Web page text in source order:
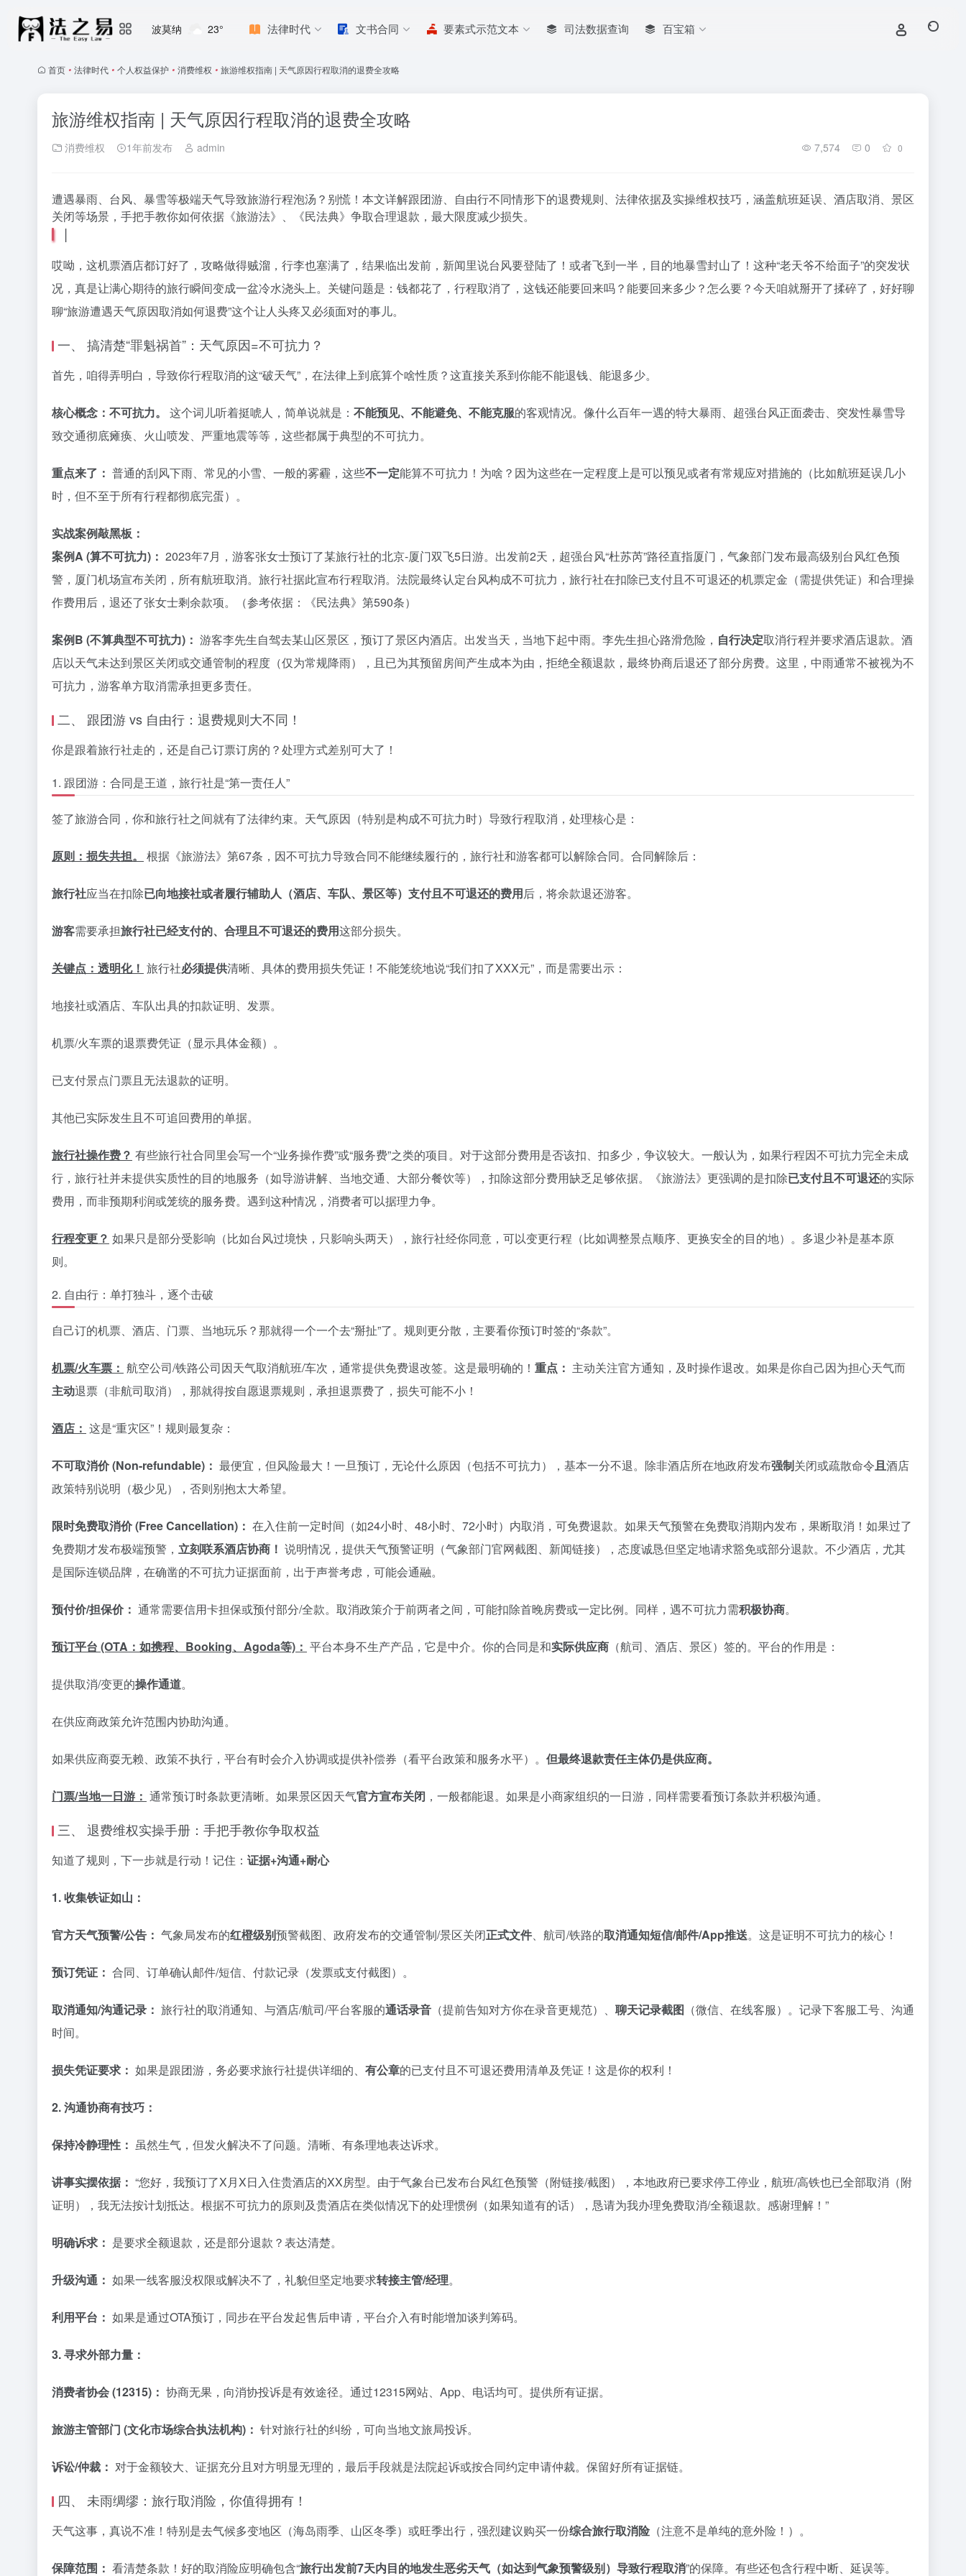
波莫纳 23° 法律时代 文书合同 要素式示范文本 司法数据查询 百宝箱
首页 • 法律时代 • 个人权益保护 • 消费维权 • 旅游维权指南 | 天气原因行程取消的退费全攻略
旅游维权指南 | 天气原因行程取消的退费全攻略
消费维权 1年前发布 admin 7,574 0 0
遭遇暴雨、台风、暴雪等极端天气导致旅游行程泡汤？别慌！本文详解跟团游、自由行不同情形下的退费规则、法律依据及实操维权技巧，涵盖航班延误、酒店取消、景区
关闭等场景，手把手教你如何依据《旅游法》、《民法典》争取合理退款，最大限度减少损失。
|
哎呦，这机票酒店都订好了，攻略做得贼溜，行李也塞满了，结果临出发前，新闻里说台风要登陆了！或者飞到一半，目的地暴雪封山了！这种“老天爷不给面子”的突发状
况，真是让满心期待的旅行瞬间变成一盆冷水浇头上。关键问题是：钱都花了，行程取消了，这钱还能要回来吗？能要回来多少？怎么要？今天咱就掰开了揉碎了，好好聊
聊“旅游遭遇天气原因取消如何退费”这个让人头疼又必须面对的事儿。
一、 搞清楚“罪魁祸首”：天气原因=不可抗力？
首先，咱得弄明白，导致你行程取消的这“破天气”，在法律上到底算个啥性质？这直接关系到你能不能退钱、能退多少。
核心概念：不可抗力。 这个词儿听着挺唬人，简单说就是： 不能预见、不能避免、不能克服的客观情况。像什么百年一遇的特大暴雨、超强台风正面袭击、突发性暴雪导
致交通彻底瘫痪、火山喷发、严重地震等等，这些都属于典型的不可抗力。
重点来了： 普通的刮风下雨、常见的小雪、一般的雾霾，这些不一定能算不可抗力！为啥？因为这些在一定程度上是可以预见或者有常规应对措施的（比如航班延误几小
时，但不至于所有行程都彻底完蛋）。
实战案例敲黑板：
案例A (算不可抗力)： 2023年7月，游客张女士预订了某旅行社的北京-厦门双飞5日游。出发前2天，超强台风“杜苏芮”路径直指厦门，气象部门发布最高级别台风红色预
警，厦门机场宣布关闭，所有航班取消。旅行社据此宣布行程取消。法院最终认定台风构成不可抗力，旅行社在扣除已支付且不可退还的机票定金（需提供凭证）和合理操
作费用后，退还了张女士剩余款项。（参考依据：《民法典》第590条）
案例B (不算典型不可抗力)： 游客李先生自驾去某山区景区，预订了景区内酒店。出发当天，当地下起中雨。李先生担心路滑危险， 自行决定取消行程并要求酒店退款。酒
店以天气未达到景区关闭或交通管制的程度（仅为常规降雨），且已为其预留房间产生成本为由，拒绝全额退款，最终协商后退还了部分房费。这里，中雨通常不被视为不
可抗力，游客单方取消需承担更多责任。
二、 跟团游 vs 自由行：退费规则大不同！
你是跟着旅行社走的，还是自己订票订房的？处理方式差别可大了！
1. 跟团游：合同是王道，旅行社是“第一责任人”
签了旅游合同，你和旅行社之间就有了法律约束。天气原因（特别是构成不可抗力时）导致行程取消，处理核心是：
原则：损失共担。 根据《旅游法》第67条，因不可抗力导致合同不能继续履行的，旅行社和游客都可以解除合同。合同解除后：
旅行社应当在扣除已向地接社或者履行辅助人（酒店、车队、景区等）支付且不可退还的费用后，将余款退还游客。
游客需要承担旅行社已经支付的、合理且不可退还的费用这部分损失。
关键点：透明化！ 旅行社必须提供清晰、具体的费用损失凭证！不能笼统地说“我们扣了XXX元”，而是需要出示：
地接社或酒店、车队出具的扣款证明、发票。
机票/火车票的退票费凭证（显示具体金额）。
已支付景点门票且无法退款的证明。
其他已实际发生且不可追回费用的单据。
旅行社操作费？ 有些旅行社合同里会写一个“业务操作费”或“服务费”之类的项目。对于这部分费用是否该扣、扣多少，争议较大。一般认为，如果行程因不可抗力完全未成
行，旅行社并未提供实质性的目的地服务（如导游讲解、当地交通、大部分餐饮等），扣除这部分费用缺乏足够依据。《旅游法》更强调的是扣除已支付且不可退还的实际
费用，而非预期利润或笼统的服务费。遇到这种情况，消费者可以据理力争。
行程变更？ 如果只是部分受影响（比如台风过境快，只影响头两天），旅行社经你同意，可以变更行程（比如调整景点顺序、更换安全的目的地）。多退少补是基本原
则。
2. 自由行：单打独斗，逐个击破
自己订的机票、酒店、门票、当地玩乐？那就得一个一个去“掰扯”了。规则更分散，主要看你预订时签的“条款”。
机票/火车票： 航空公司/铁路公司因天气取消航班/车次，通常提供免费退改签。这是最明确的！ 重点： 主动关注官方通知，及时操作退改。如果是你自己因为担心天气而
主动退票（非航司取消），那就得按自愿退票规则，承担退票费了，损失可能不小！
酒店： 这是“重灾区”！规则最复杂：
不可取消价 (Non-refundable)： 最便宜，但风险最大！一旦预订，无论什么原因（包括不可抗力），基本一分不退。除非酒店所在地政府发布强制关闭或疏散命令且酒店
政策特别说明（极少见），否则别抱太大希望。
限时免费取消价 (Free Cancellation)： 在入住前一定时间（如24小时、48小时、72小时）内取消，可免费退款。如果天气预警在免费取消期内发布，果断取消！如果过了
免费期才发布极端预警， 立刻联系酒店协商！ 说明情况，提供天气预警证明（气象部门官网截图、新闻链接），态度诚恳但坚定地请求豁免或部分退款。不少酒店，尤其
是国际连锁品牌，在确凿的不可抗力证据面前，出于声誉考虑，可能会通融。
预付价/担保价： 通常需要信用卡担保或预付部分/全款。取消政策介于前两者之间，可能扣除首晚房费或一定比例。同样，遇不可抗力需积极协商。
预订平台 (OTA：如携程、Booking、Agoda等)： 平台本身不生产产品，它是中介。你的合同是和实际供应商 （航司、酒店、景区）签的。平台的作用是：
提供取消/变更的操作通道。
在供应商政策允许范围内协助沟通。
如果供应商耍无赖、政策不执行，平台有时会介入协调或提供补偿券（看平台政策和服务水平）。 但最终退款责任主体仍是供应商。
门票/当地一日游： 通常预订时条款更清晰。如果景区因天气官方宣布关闭 ，一般都能退。如果是小商家组织的一日游，同样需要看预订条款并积极沟通。
三、 退费维权实操手册：手把手教你争取权益
知道了规则，下一步就是行动！记住： 证据+沟通+耐心
1. 收集铁证如山：
官方天气预警/公告： 气象局发布的红橙级别预警截图、政府发布的交通管制/景区关闭正式文件、航司/铁路的取消通知短信/邮件/App推送。这是证明不可抗力的核心！
预订凭证： 合同、订单确认邮件/短信、付款记录（发票或支付截图）。
取消通知/沟通记录： 旅行社的取消通知、与酒店/航司/平台客服的通话录音 （提前告知对方你在录音更规范）、 聊天记录截图 （微信、在线客服）。记录下客服工号、沟通
时间。
损失凭证要求： 如果是跟团游，务必要求旅行社提供详细的、 有公章的已支付且不可退还费用清单及凭证！这是你的权利！
2. 沟通协商有技巧：
保持冷静理性： 虽然生气，但发火解决不了问题。清晰、有条理地表达诉求。
讲事实摆依据： “您好，我预订了X月X日入住贵酒店的XX房型。由于气象台已发布台风红色预警（附链接/截图），本地政府已要求停工停业，航班/高铁也已全部取消（附
证明），我无法按计划抵达。根据不可抗力的原则及贵酒店在类似情况下的处理惯例（如果知道有的话），恳请为我办理免费取消/全额退款。感谢理解！”
明确诉求： 是要求全额退款，还是部分退款？表达清楚。
升级沟通： 如果一线客服没权限或解决不了，礼貌但坚定地要求转接主管/经理。
利用平台： 如果是通过OTA预订，同步在平台发起售后申请，平台介入有时能增加谈判筹码。
3. 寻求外部力量：
消费者协会 (12315)： 协商无果，向消协投诉是有效途径。通过12315网站、App、电话均可。提供所有证据。
旅游主管部门 (文化市场综合执法机构)： 针对旅行社的纠纷，可向当地文旅局投诉。
诉讼/仲裁： 对于金额较大、证据充分且对方明显无理的，最后手段就是法院起诉或按合同约定申请仲裁。保留好所有证据链。
四、 未雨绸缪：旅行取消险，你值得拥有！
天气这事，真说不准！特别是去气候多变地区（海岛雨季、山区冬季）或旺季出行，强烈建议购买一份综合旅行取消险（注意不是单纯的意外险！）。
保障范围： 看清楚条款！好的取消险应明确包含“旅行出发前7天内目的地发生恶劣天气（如达到气象预警级别）导致行程取消”的保障。有些还包含行程中断、延误等。